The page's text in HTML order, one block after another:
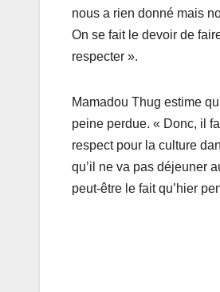
nous a rien donné mais
On se fait le devoir de
respecter ».
Mamadou Thug estime
peine perdue. « Donc, il
respect pour la culture
qu’il ne va pas déjeuner
peut-être le fait qu’hier